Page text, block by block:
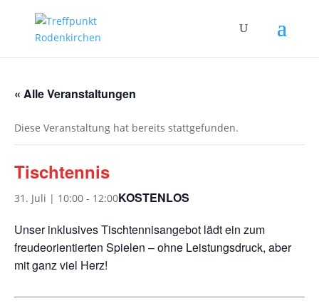
« Alle Veranstaltungen
Diese Veranstaltung hat bereits stattgefunden.
Tischtennis
31. Juli | 10:00 - 12:00KOSTENLOS
Unser inklusives Tischtennisangebot lädt ein zum
freudeorientierten Spielen – ohne Leistungsdruck, aber
mit ganz viel Herz!